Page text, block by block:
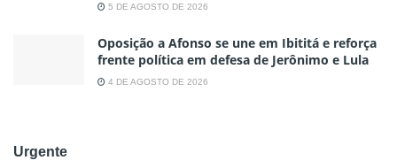
5 DE AGOSTO DE 2026
Oposição a Afonso se une em Ibititá e reforça
frente política em defesa de Jerônimo e Lula
4 DE AGOSTO DE 2026
Urgente